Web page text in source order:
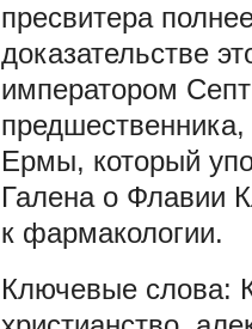
пресвитера
доказательстве
императором
Ермы, который
Галена о Флавии
к фармакологии.